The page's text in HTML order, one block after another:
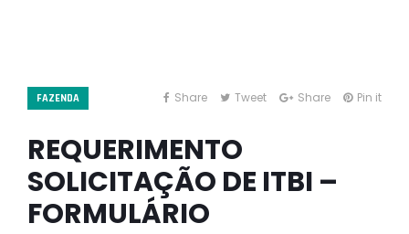
FAZENDA Share Tweet Share Pin it
REQUERIMENTO
SOLICITAÇÃO DE ITBI –
FORMULÁRIO